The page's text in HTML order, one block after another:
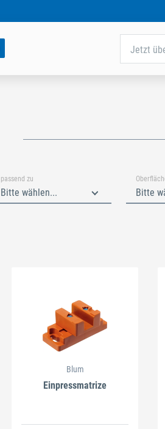
Jetzt
passend zu
Bitte wählen...
Schließen
Bitte
Blum
Einpressmatrize